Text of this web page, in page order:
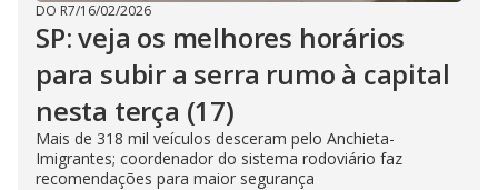
DO R7/16/02/2026
SP: veja os melhores horários
para subir a serra rumo à capital
nesta terça (17)
Mais de 318 mil veículos desceram pelo Anchieta-
Imigrantes; coordenador do sistema rodoviário faz
recomendações para maior segurança